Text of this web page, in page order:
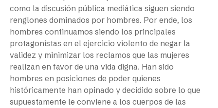
como la discusión pública mediática siguen siendo
renglones dominados por hombres. Por ende, los
hombres continuamos siendo los principales
protagonistas en el ejercicio violento de negar la
validez y minimizar los reclamos que las mujeres
realizan en favor de una vida digna. Han sido
hombres en posiciones de poder quienes
históricamente han opinado y decidido sobre lo que
supuestamente le conviene a los cuerpos de las